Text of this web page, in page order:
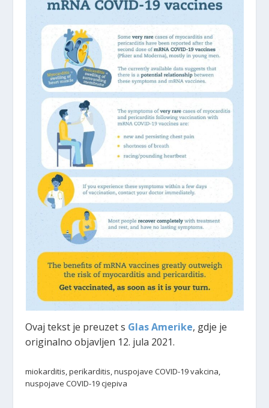
Ovaj tekst je preuzet s Glas Amerike, gdje je
originalno objavljen 12. jula 2021.
miokarditis, perikarditis, nuspojave COVID-19 vakcina,
nuspojave COVID-19 cjepiva